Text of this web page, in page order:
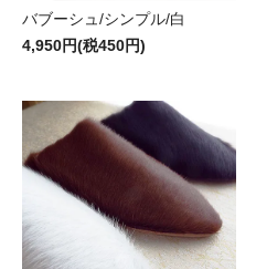
バブーシュ/シンプル/白
4,950円(税450円)